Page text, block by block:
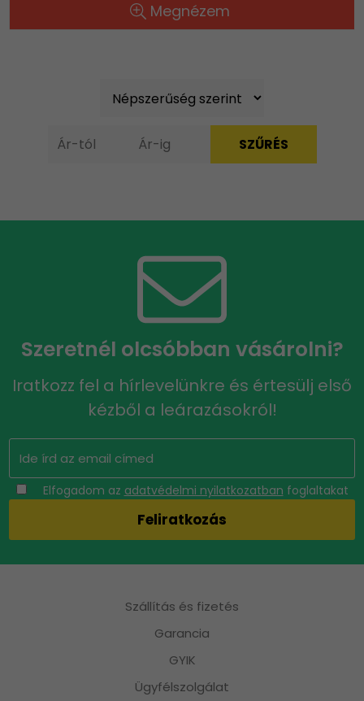
Megnézem
Szeretnél olcsóbban vásárolni?
Iratkozz fel a hírlevelünkre és értesülj első
kézből a leárazásokról!
Elfogadom az adatvédelmi nyilatkozatban foglaltakat
Szállítás és fizetés
Garancia
GYIK
Ügyfélszolgálat